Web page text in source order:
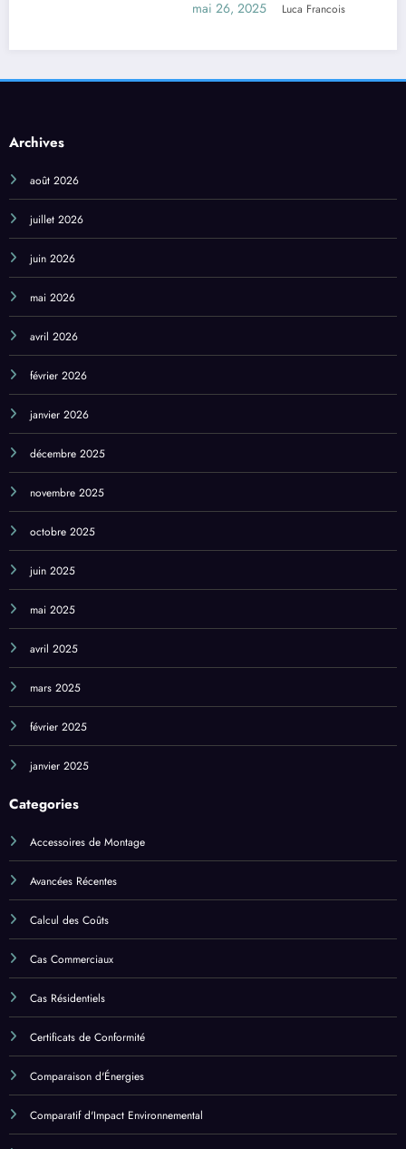
août 2026
juillet 2026
juin 2026
mai 2026
avril 2026
février 2026
janvier 2026
décembre 2025
novembre 2025
octobre 2025
juin 2025
mai 2025
avril 2025
mars 2025
février 2025
janvier 2025
Categories
Accessoires de Montage
Avancées Récentes
Calcul des Coûts
Cas Commerciaux
Cas Résidentiels
Certificats de Conformité
Comparaison d'Énergies
Comparatif d'Impact Environnemental
Comparatif de Durabilité